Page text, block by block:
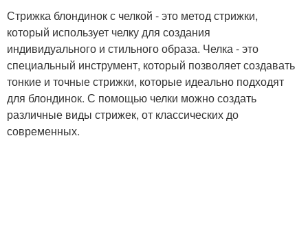
Стрижка блондинок с челкой - это метод стрижки,
который использует челку для создания
индивидуального и стильного образа. Челка - это
специальный инструмент, который позволяет создавать
тонкие и точные стрижки, которые идеально подходят
для блондинок. С помощью челки можно создать
различные виды стрижек, от классических до
современных.